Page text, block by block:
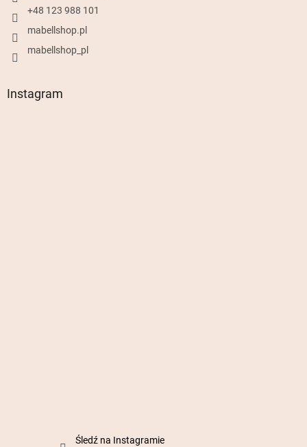
+48 123 988 101
mabellshop.pl
mabellshop_pl
Instagram
Śledź na Instagramie